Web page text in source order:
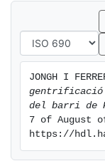
JONGH I
gentrificació
del barri de
7 of August
https://